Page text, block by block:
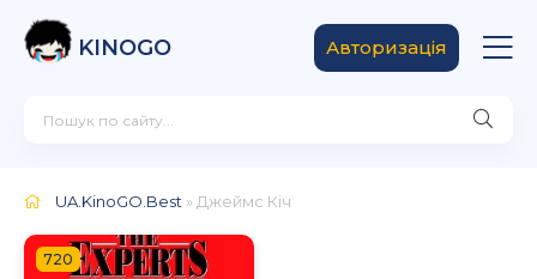
KINOGO Авторизація
UA.KinoGO.Best » Джеймс Кіч
720